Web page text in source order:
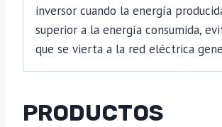
inversor cuando la energía
superior a la energía consumida,
que se vierta a la red eléctrica
PRODUCTOS